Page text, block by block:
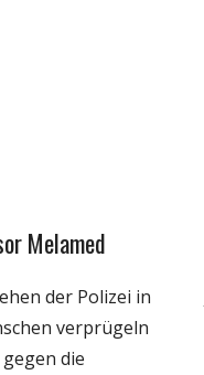
Melamed
der Polizei in
verprügeln
die